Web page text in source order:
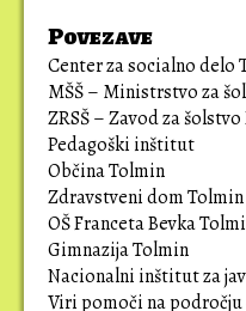
Povezave
Center za socialno delo
MŠŠ – Ministrstvo za
ZRSŠ – Zavod za šolstvo
Pedagoški inštitut
Občina Tolmin
Zdravstveni dom Tolmin
OŠ Franceta Bevka
Gimnazija Tolmin
Nacionalni inštitut za
Viri pomoči na področju